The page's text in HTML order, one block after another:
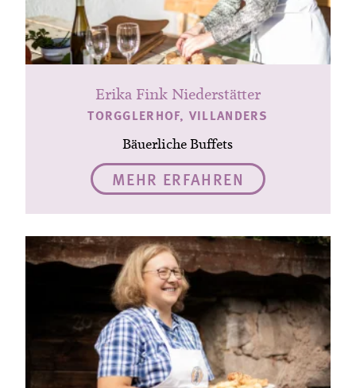
Erika Fink Niederstätter
TORGGLERHOF, VILLANDERS
Bäuerliche Buffets
MEHR ERFAHREN